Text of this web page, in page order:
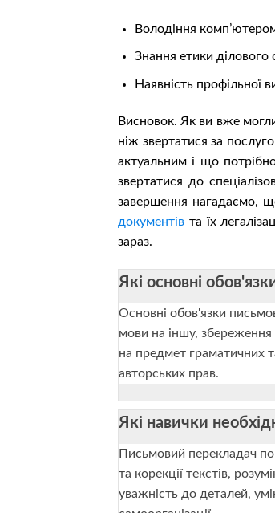
Володіння
Знання етики ділового
Наявність профільної
Висновок. Як ви вже могли
ніж звертатися за
актуальним і що
звертатися до
завершення нагадаємо,
документів та їх
зараз.
Які основні
Основні обов'язки
мови на іншу, збереження
на предмет граматичних
авторських прав.
Які навички
Письмовий перекладач
та корекції текстів,
уважність до деталей,